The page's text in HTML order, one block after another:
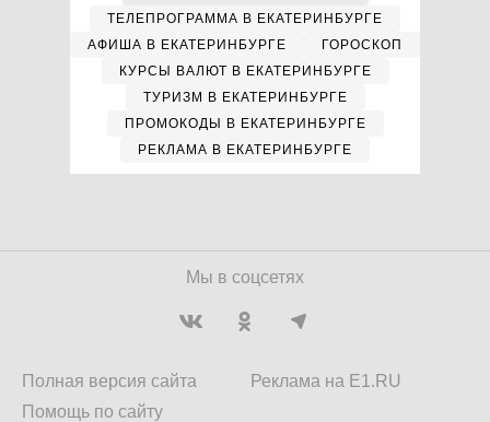
ТЕЛЕПРОГРАММА В ЕКАТЕРИНБУРГЕ
АФИША В ЕКАТЕРИНБУРГЕ
ГОРОСКОП
КУРСЫ ВАЛЮТ В ЕКАТЕРИНБУРГЕ
ТУРИЗМ В ЕКАТЕРИНБУРГЕ
ПРОМОКОДЫ В ЕКАТЕРИНБУРГЕ
РЕКЛАМА В ЕКАТЕРИНБУРГЕ
Мы в соцсетях
Полная версия сайта
Помощь по сайту
Реклама на E1.RU